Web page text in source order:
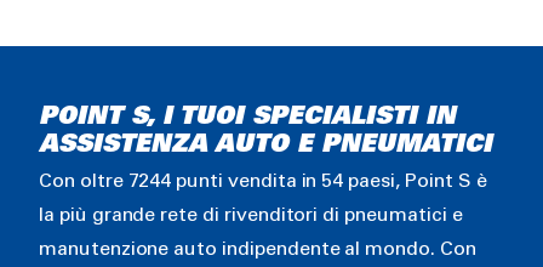
POINT S, I TUOI SPECIALISTI IN
ASSISTENZA AUTO E PNEUMATICI
Con oltre 7244 punti vendita in 54 paesi, Point S è
la più grande rete di rivenditori di pneumatici e
manutenzione auto indipendente al mondo. Con